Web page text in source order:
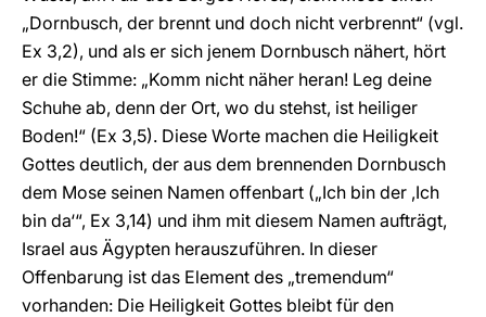
„Dornbusch, der brennt und doch nicht verbrennt“ (vgl.
Ex 3,2), und als er sich jenem Dornbusch nähert, hört
er die Stimme: „Komm nicht näher heran! Leg deine
Schuhe ab, denn der Ort, wo du stehst, ist heiliger
Boden!“ (Ex 3,5). Diese Worte machen die Heiligkeit
Gottes deutlich, der aus dem brennenden Dornbusch
dem Mose seinen Namen offenbart („Ich bin der ,Ich
bin da‘“, Ex 3,14) und ihm mit diesem Namen aufträgt,
Israel aus Ägypten herauszuführen. In dieser
Offenbarung ist das Element des „tremendum“
vorhanden: Die Heiligkeit Gottes bleibt für den